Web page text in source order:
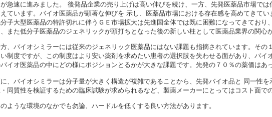
急速に進みました。 後発品企業の売り上げは高い伸びを続け、一方、先発医薬品市場で
ています。バイオ医薬品が顕著な伸びを 示し、医薬品市場における存在感を高めてきてい
子大型医薬品の特許切れに伴うＧＥ市場拡大は先進国全体では既に困難になってきてお
また低分子医薬品のジェネリックが頭打ちとなった後の新しい柱として医薬品業界の関心
、バイオシミラーには従来のジェネリック医薬品にはない課題も指摘されています。その
い制度ですが、この制度はより安い薬剤を求めたい患者の選択肢を失わせる面があり、バ
イオ医薬品の中にどの様にポジションとるかが大きな課題です。先発の７０％の薬価はあ
、バイオシミラーは分子量が大きく構造が複雑であることから、先発バイオ品と 同一性
同質性を検証するための臨床試験が求められるなど、製薬メーカーにとってはコスト面で
ような環境のなかでも勿論、ハードルを低くする良い方法があります。